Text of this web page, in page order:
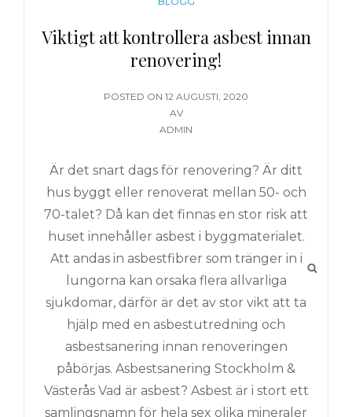
Viktigt att kontrollera asbest innan
renovering!
POSTED ON PUBLICERAT
DEN
12 AUGUSTI, 2020
AV
ADMIN
Är det snart dags för renovering? Är ditt
hus byggt eller renoverat mellan 50- och
70-talet? Då kan det finnas en stor risk att
huset innehåller asbest i byggmaterialet.
Att andas in asbestfibrer som tränger in i
lungorna kan orsaka flera allvarliga
sjukdomar, därför är det av stor vikt att ta
hjälp med en asbestutredning och
asbestsanering innan renoveringen
påbörjas. Asbestsanering Stockholm &
Västerås Vad är asbest? Asbest är i stort ett
samlingsnamn för hela sex olika mineraler